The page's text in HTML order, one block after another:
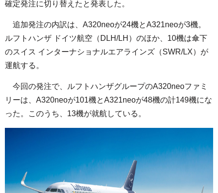
確定発注に切り替えたと発表した。
追加発注の内訳は、A320neoが24機とA321neoが3機。
ルフトハンザ ドイツ航空（DLH/LH）のほか、10機は傘下
のスイス インターナショナルエアラインズ（SWR/LX）が
運航する。
今回の発注で、ルフトハンザグループのA320neoファミ
リーは、A320neoが101機とA321neoが48機の計149機にな
った。このうち、13機が就航している。